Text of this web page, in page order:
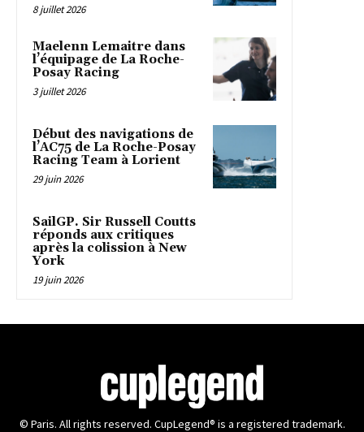
8 juillet 2026
Maelenn Lemaitre dans
l’équipage de La Roche-
Posay Racing
3 juillet 2026
Début des navigations de
l’AC75 de La Roche-Posay
Racing Team à Lorient
29 juin 2026
SailGP. Sir Russell Coutts
réponds aux critiques
après la colission à New
York
19 juin 2026
© Paris. All rights reserved. CupLegend® is a registered trademark.